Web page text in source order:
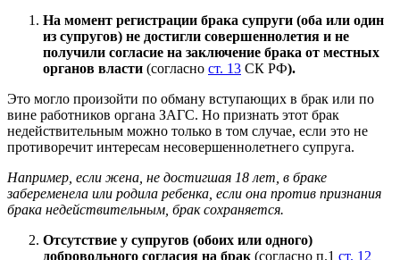
На момент регистрации брака супруги (оба или один
из супругов) не достигли совершеннолетия и не
получили согласие на заключение брака от местных
органов власти (согласно ст. 13 СК РФ).
Это могло произойти по обману вступающих в брак или по
вине работников органа ЗАГС. Но признать этот брак
недействительным можно только в том случае, если это не
противоречит интересам несовершеннолетнего супруга.
Например, если жена, не достигшая 18 лет, в браке
забеременела или родила ребенка, если она против признания
брака недействительным, брак сохраняется.
Отсутствие у супругов (обоих или одного)
добровольного согласия на брак (согласно п.1 ст. 12